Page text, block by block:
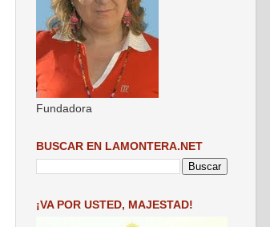
Fundadora
BUSCAR EN LAMONTERA.NET
¡VA POR USTED, MAJESTAD!